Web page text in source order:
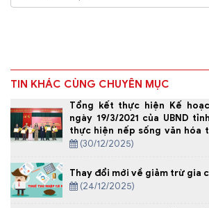
TIN KHÁC CÙNG CHUYÊN MỤC
Tổng kết thực hiện Kế
ngày 19/3/2021 của UBND
thực hiện nếp sống văn hóa
đồng bào Mông tỉnh Thanh
(30/12/2025)
Thay đổi mới về giảm trừ gia
(24/12/2025)